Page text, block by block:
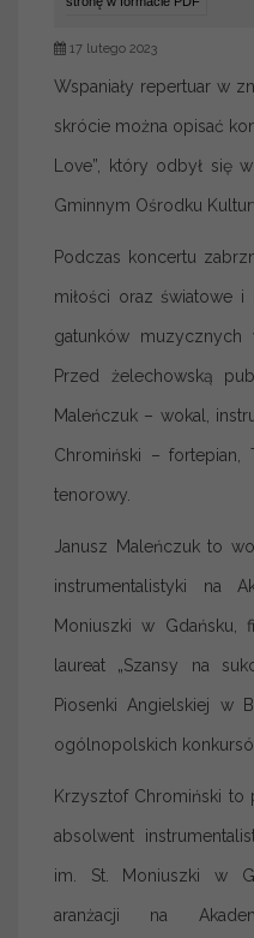
17 lutego 2023
Wspaniały repertuar w
skrócie można opisać
Love”, który odbył się
Gminnym Ośrodku
Podczas koncertu
miłości oraz światowe
gatunków muzycznych
Przed żelechowską
Maleńczuk – wokal,
Chromiński – fortepian,
tenorowy.
Janusz Maleńczuk to
instrumentalistyki na
Moniuszki w Gdańsku,
laureat „Szansy na
Piosenki Angielskiej w
ogólnopolskich
Krzysztof Chromiński to
absolwent
im. St. Moniuszki w
aranżacji na